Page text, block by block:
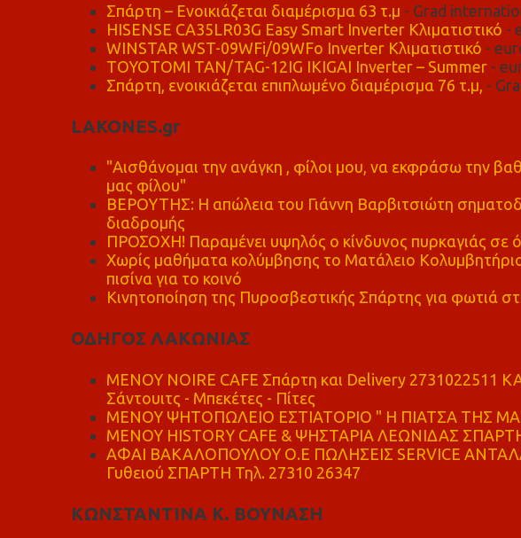
Σπάρτη – Ενοικιάζεται διαμέρισμα 63 τ.μ - Grad
HISENSE CA35LR03G Easy Smart Inverter Κλιματιστικό -
WINSTAR WST-09WFi/09WFo Inverter Κλιματιστικό -
TOYOTOMI TAN/TAG-12IG IKIGAI Inverter – Summer-
Σπάρτη, ενοικιάζεται επιπλωμένο διαμέρισμα 76 τ.μ, -
LAKONES.gr
"Αισθάνομαι την ανάγκη , φίλοι μου, να εκφράσω την
μας φίλου"
ΒΕΡΟΥΤΗΣ: Η απώλεια του Γιάννη Βαρβιτσιώτη
διαδρομής
ΠΡΟΣΟΧΗ! Παραμένει υψηλός ο κίνδυνος πυρκαγιάς σε
Χωρίς μαθήματα κολύμβησης το Ματάλειο
πισίνα για το κοινό
Κινητοποίηση της Πυροσβεστικής Σπάρτης για φωτιά
ΟΔΗΓΟΣ ΛΑΚΩΝΙΑΣ
MENOY NOIRE CAFE Σπάρτη και Delivery
Σάντουιτς - Μπεκέτες - Πίτες
ΜΕΝΟΥ ΨΗΤΟΠΩΛΕΙΟ ΕΣΤΙΑΤΟΡΙΟ " Η ΠΙΑΤΣΑ ΤΗΣ
ΜΕΝΟΥ HISTORY CAFE & ΨΗΣΤΑΡΙΑ ΛΕΩΝΙΔΑΣ
ΑΦΑΙ ΒΑΚΑΛΟΠΟΥΛΟΥ Ο.Ε ΠΩΛΗΣΕΙΣ SERVICE
Γυθειού ΣΠΑΡΤΗ Τηλ. 27310 26347
ΚΩΝΣΤΑΝΤΙΝΑ Κ. ΒΟΥΝΑΣΗ